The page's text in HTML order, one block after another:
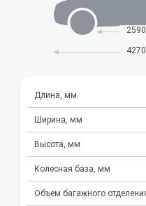
2590
4270
Длина, мм
Ширина, мм
Высота, мм
Колесная база, мм
Объем багажного